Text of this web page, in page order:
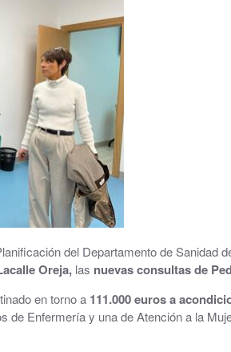
Sostenible
y otros.
de Huerva
ACHE,
Iglesia de
del Departamento de Sanidad
Oreja, las nuevas consultas de
en torno a 111.000 euros a
de Enfermería y una de Atención a la